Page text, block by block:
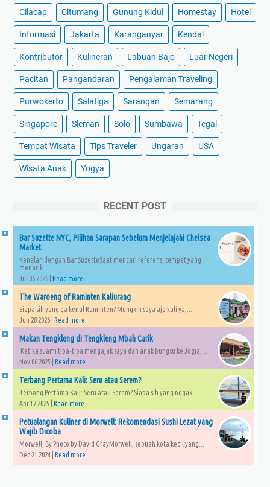
Cilacap Citumang Gunung Kidul Homestay Hotel
Informasi Jakarta Karanganyar Kendal
Kontributor Kulineran Labuan Bajo Luar Negeri
Pacitan Pangandaran Pengalaman Traveling
Purwokerto Salatiga Sarangan Semarang
Singapore Sleman Solo Sumbawa Tegal
Tempat Wisata Tips Traveler Ungaran USA
Wisata Anak Yogya
RECENT POST
Bar Suzette NYC, Pilihan Sarapan Sebelum Menjelajahi Chelsea
Market
Kenalan dengan Bar SuzetteSaat mencari referensi tempat yang
menarik...
Jul 06 2026 | Read more
The Waroeng of Raminten Kaliurang
Siapa sih yang ga kenal Raminten? Mungkin saya aja kali ya,...
Jun 28 2026 | Read more
Makan Tengkleng di Tengkleng Mbah Carik
Ketika suami tiba-tiba mengajak saya dan anak bungsu ke Jogja,...
Nov 06 2025 | Read more
Terbang Pertama Kali: Seru atau Serem?
Terbang Pertama Kali: Seru atau Serem? Siapa sih yang nggak...
Apr 17 2025 | Read more
Petualangan Kuliner di Morwell: Rekomendasi Sushi Lezat yang
Wajib Dicoba
Morwell, By Photo by David GrayMorwell, sebuah kota kecil yang...
Dec 21 2024 | Read more